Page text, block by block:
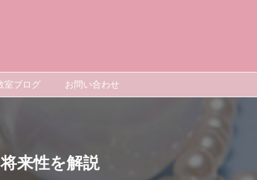
室ブログ お問い合わせ
来性を解説